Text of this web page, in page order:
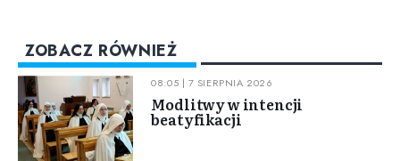
ZOBACZ RÓWNIEŻ
08:05 | 7 SIERPNIA 2026
Modlitwy w intencji
beatyfikacji